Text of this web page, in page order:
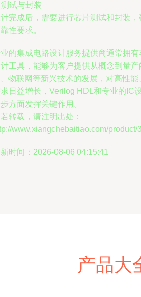
试与封装
完成后，需要进行芯片测试和封装
性要求。
的集成电路设计服务提供商通常拥
工具，能够为客户提供从概念到量
物联网等新兴技术的发展，对高性
日益增长，Verilog HDL和专业的IC
方面发挥关键作用。
转载，请注明出处：
www.xiangchebaitiao.com/product/
时间：2026-08-06 04:15:41
产品大